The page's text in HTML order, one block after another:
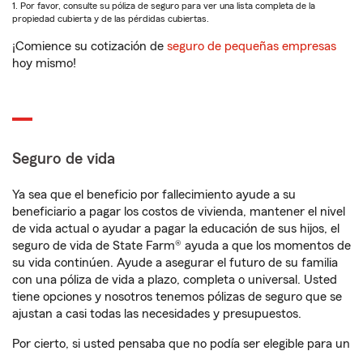
1. Por favor, consulte su póliza de seguro para ver una lista completa de la
propiedad cubierta y de las pérdidas cubiertas.
¡Comience su cotización de seguro de pequeñas empresas
hoy mismo!
Seguro de vida
Ya sea que el beneficio por fallecimiento ayude a su
beneficiario a pagar los costos de vivienda, mantener el nivel
de vida actual o ayudar a pagar la educación de sus hijos, el
seguro de vida de State Farm® ayuda a que los momentos de
su vida continúen. Ayude a asegurar el futuro de su familia
con una póliza de vida a plazo, completa o universal. Usted
tiene opciones y nosotros tenemos pólizas de seguro que se
ajustan a casi todas las necesidades y presupuestos.
Por cierto, si usted pensaba que no podía ser elegible para un